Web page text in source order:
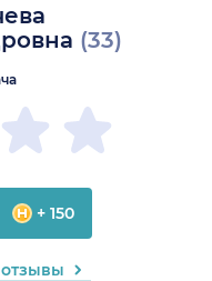
(33)
+ 150